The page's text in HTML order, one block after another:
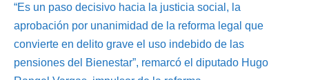
“Es un paso decisivo hacia la justicia social, la
aprobación por unanimidad de la reforma legal que
convierte en delito grave el uso indebido de las
pensiones del Bienestar”, remarcó el diputado Hugo